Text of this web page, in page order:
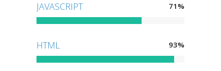
JAVASCRIPT 71 %
HTML 93%